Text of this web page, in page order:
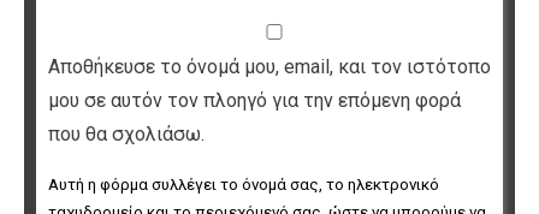
Αποθήκευσε το όνομά μου, email, και τον ιστότοπο
μου σε αυτόν τον πλοηγό για την επόμενη φορά
που θα σχολιάσω.
Αυτή η φόρμα συλλέγει το όνομά σας, το ηλεκτρονικό